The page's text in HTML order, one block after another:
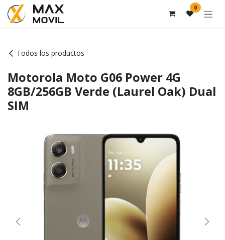
Ir al contenido 0
Todos los productos
Motorola Moto G06 Power 4G
8GB/256GB Verde (Laurel Oak) Dual
SIM